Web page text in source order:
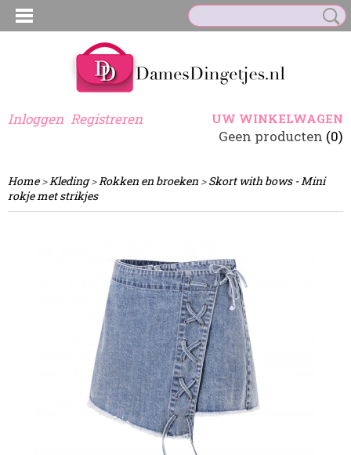
Inloggen Registreren UW WINKELWAGEN
Geen producten (0)
Home>Kleding>Rokken en broeken >Skort with bows - Mini
rokje met strikjes